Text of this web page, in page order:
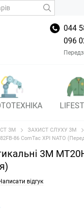
044
096
3M
ЗАХИСТ СЛУХУ 3M
86 ComTac XPI NATO
3M
відгук